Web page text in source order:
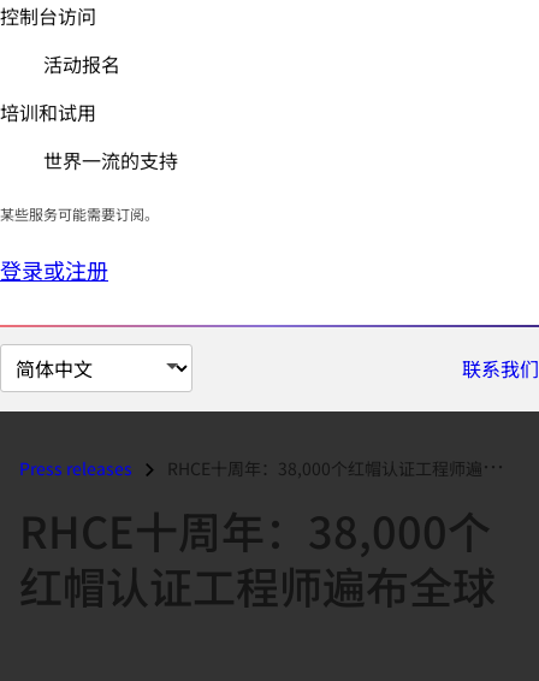
控制台访问
活动报名
培训和试用
世界一流的支持
某些服务可能需要订阅。
登录或注册
切
换
面
联系我们
Press releases RHCE十周年：38,000个红帽认证工程师遍布全球...
RHCE十周年：38,000个
红帽认证工程师遍布全球